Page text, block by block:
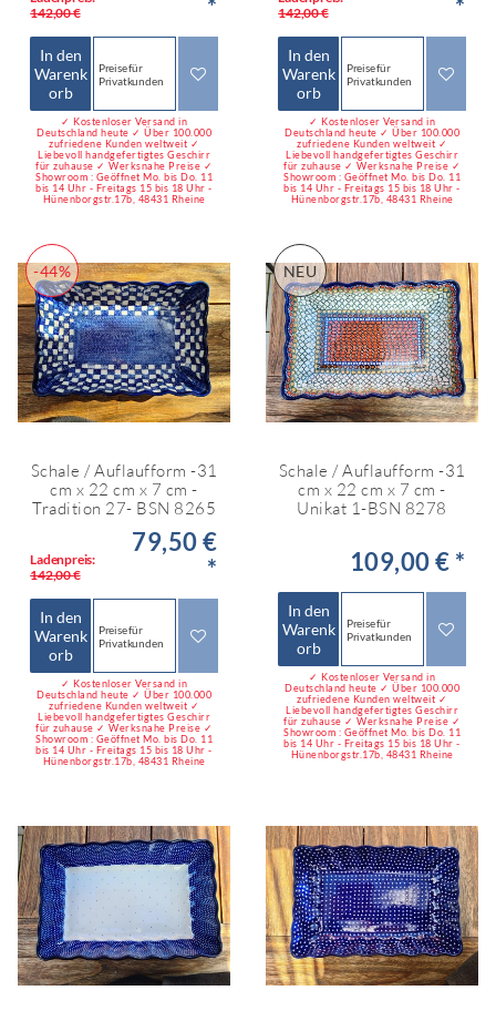
142,00 €
*
In den
Warenk
orb
Preise für
Privatkunden
✓ Kostenloser Versand in
Deutschland heute ✓ Über 100.000
zufriedene Kunden weltweit ✓
Liebevoll handgefertigtes Geschirr
für zuhause ✓ Werksnahe Preise ✓
Showroom : Geöffnet Mo. bis Do. 11
bis 14 Uhr - Freitags 15 bis 18 Uhr -
Hünenborgstr.17b, 48431 Rheine
142,00 €
*
In den
Warenk
orb
Preise für
Privatkunden
✓ Kostenloser Versand in
Deutschland heute ✓ Über 100.000
zufriedene Kunden weltweit ✓
Liebevoll handgefertigtes Geschirr
für zuhause ✓ Werksnahe Preise ✓
Showroom : Geöffnet Mo. bis Do. 11
bis 14 Uhr - Freitags 15 bis 18 Uhr -
Hünenborgstr.17b, 48431 Rheine
-44%
Schale / Auflaufform -31
cm x 22 cm x 7 cm -
Tradition 27- BSN 8265
Ladenpreis:
142,00 €
79,50 €
*
In den
Warenk
orb
Preise für
Privatkunden
✓ Kostenloser Versand in
Deutschland heute ✓ Über 100.000
zufriedene Kunden weltweit ✓
Liebevoll handgefertigtes Geschirr
für zuhause ✓ Werksnahe Preise ✓
Showroom : Geöffnet Mo. bis Do. 11
bis 14 Uhr - Freitags 15 bis 18 Uhr -
Hünenborgstr.17b, 48431 Rheine
NEU
Schale / Auflaufform -31
cm x 22 cm x 7 cm -
Unikat 1-BSN 8278
109,00 € *
In den
Warenk
orb
Preise für
Privatkunden
✓ Kostenloser Versand in
Deutschland heute ✓ Über 100.000
zufriedene Kunden weltweit ✓
Liebevoll handgefertigtes Geschirr
für zuhause ✓ Werksnahe Preise ✓
Showroom : Geöffnet Mo. bis Do. 11
bis 14 Uhr - Freitags 15 bis 18 Uhr -
Hünenborgstr.17b, 48431 Rheine